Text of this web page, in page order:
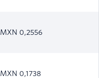
MXN 0,2556
MXN 0,1738